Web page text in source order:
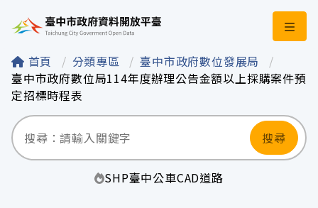
臺中市政府資料開
首頁 分類專區
臺中市政府數位發展局
臺中市政府數位局114年度辦理公告金額以上採購案件預
定招標時程表
搜尋
SHP臺中公車CAD道路